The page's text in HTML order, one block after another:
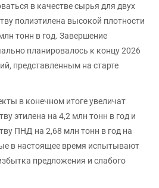
в качестве сырья для двух
полиэтилена высокой плотности
тонн в год. Завершение
планировалось к концу 2026
представленным на старте
в конечном итоге увеличат
этилена на 4,2 млн тонн в год и
ПНД на 2,68 млн тонн в год на
в настоящее время испытывают
предложения и слабого